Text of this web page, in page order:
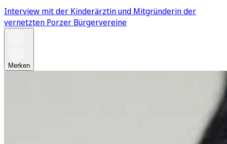
Interview mit der Kinderärztin und Mitgründerin der
vernetzten Porzer Bürgervereine
Merken